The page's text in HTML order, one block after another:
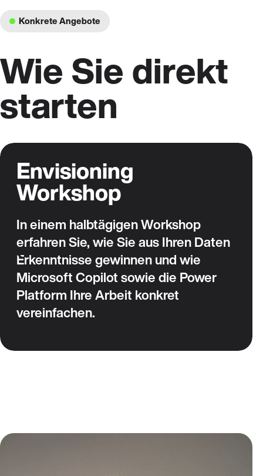
Konkrete Angebote
Wie Sie direkt
starten
Envisioning
Workshop
In einem halbtägigen Workshop
erfahren Sie, wie Sie aus Ihren Daten
Erkenntnisse gewinnen und wie
Microsoft Copilot sowie die Power
Platform Ihre Arbeit konkret
vereinfachen.